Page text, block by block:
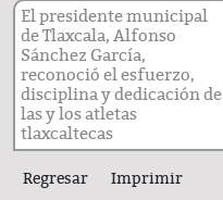
El presidente municipal
de Tlaxcala, Alfonso
Sánchez García,
reconoció el esfuerzo,
disciplina y dedicación de
las y los atletas
tlaxcaltecas
Regresar
Imprimir